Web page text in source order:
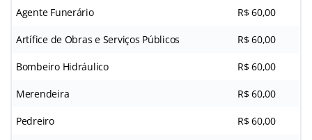
Agente Funerário R$ 60,00
Artífice de Obras e Serviços Públicos R$ 60,00
Bombeiro Hidráulico R$ 60,00
Merendeira R$ 60,00
Pedreiro R$ 60,00